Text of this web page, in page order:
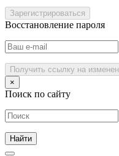
Зарегистрироваться
Восстановление пароля
Получить ссылку на
×
Поиск по сайту